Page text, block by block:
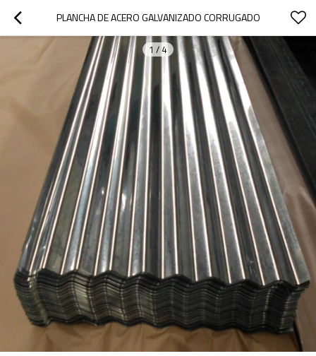
PLANCHA DE ACERO GALVANIZADO CORRUGADO
1 / 4